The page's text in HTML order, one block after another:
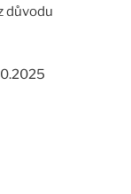
důvodu